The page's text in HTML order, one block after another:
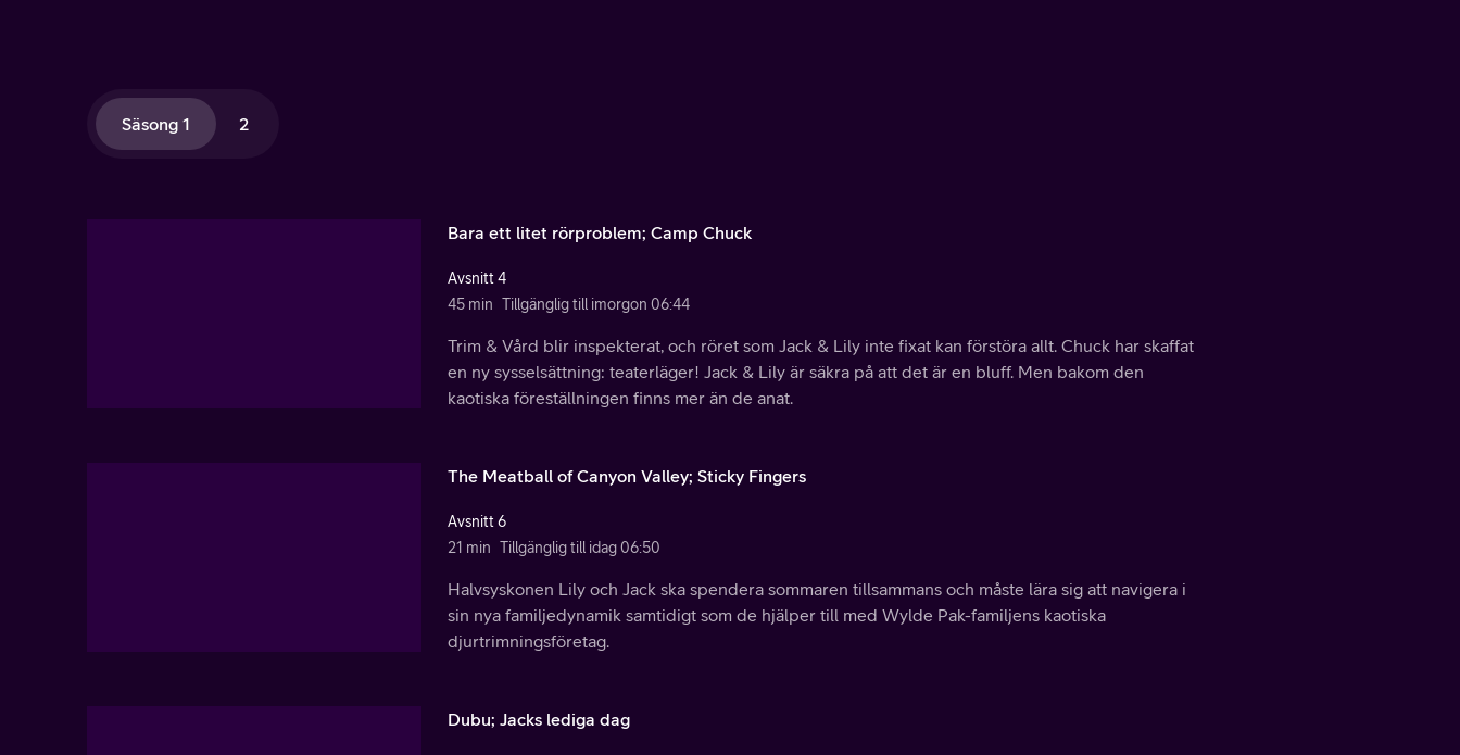
Säsong 1 2
Bara ett litet rörproblem; Camp Chuck
Avsnitt 4
45 min Tillgänglig till imorgon 06:44
Trim & Vård blir inspekterat, och röret som Jack & Lily inte fixat kan förstöra allt. Chuck har skaffat
en ny sysselsättning: teaterläger! Jack & Lily är säkra på att det är en bluff. Men bakom den
kaotiska föreställningen finns mer än de anat.
The Meatball of Canyon Valley; Sticky Fingers
Avsnitt 6
21 min Tillgänglig till idag 06:50
Halvsyskonen Lily och Jack ska spendera sommaren tillsammans och måste lära sig att navigera i
sin nya familjedynamik samtidigt som de hjälper till med Wylde Pak-familjens kaotiska
djurtrimningsföretag.
Dubu; Jacks lediga dag